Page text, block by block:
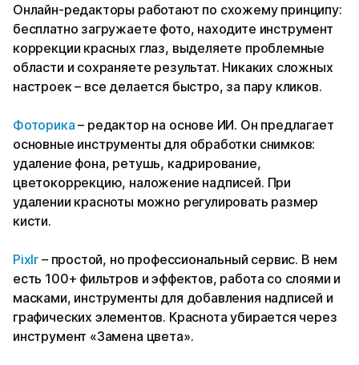
Онлайн-редакторы работают по схожему принципу:
бесплатно загружаете фото, находите инструмент
коррекции красных глаз, выделяете проблемные
области и сохраняете результат. Никаких сложных
настроек – все делается быстро, за пару кликов.
Фоторика – редактор на основе ИИ. Он предлагает
основные инструменты для обработки снимков:
удаление фона, ретушь, кадрирование,
цветокоррекцию, наложение надписей. При
удалении красноты можно регулировать размер
кисти.
Pixlr – простой, но профессиональный сервис. В нем
есть 100+ фильтров и эффектов, работа со слоями и
масками, инструменты для добавления надписей и
графических элементов. Краснота убирается через
инструмент «Замена цвета».